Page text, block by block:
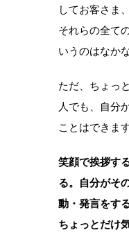
してお客さま
それらの全て
いうのはなか
ただ、ちょっ
人でも、自分
ことはできま
笑顔で挨拶す
る。自分がそ
動・発言をす
ちょっとだけ